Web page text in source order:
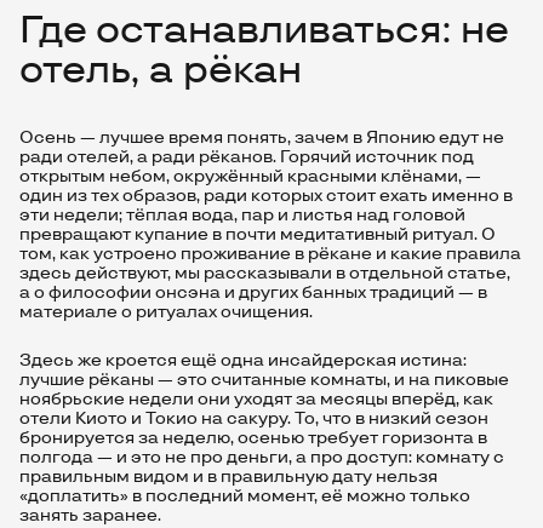
Где останавливаться: не
отель, а рёкан
Осень — лучшее время понять, зачем в Японию едут не
ради отелей, а ради рёканов. Горячий источник под
открытым небом, окружённый красными клёнами, —
один из тех образов, ради которых стоит ехать именно в
эти недели; тёплая вода, пар и листья над головой
превращают купание в почти медитативный ритуал. О
том, как устроено проживание в рёкане и какие правила
здесь действуют, мы рассказывали вотдельной статье,
а о философии онсэна и других банных традиций — в
материале о ритуалах очищения.
Здесь же кроется ещё одна инсайдерская истина:
лучшие рёканы — это считанные комнаты, и на пиковые
ноябрьские недели они уходят за месяцы вперёд, как
отели Киото и Токио на сакуру. То, что в низкий сезон
бронируется за неделю, осенью требует горизонта в
полгода — и это не про деньги, а про доступ: комнату с
правильным видом и в правильную дату нельзя
«доплатить» в последний момент, её можно только
занять заранее.